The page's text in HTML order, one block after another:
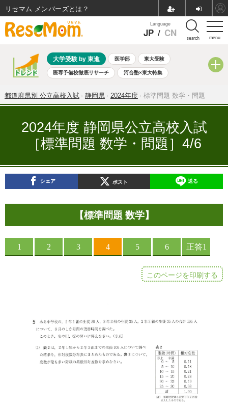
menu
Language
JP / CN search
大学受験 by 東進 医学部 東大受験
医専予備校徹底リサーチ 河合塾×東大特集
共通テスト 夏休み 8月開催学校説明会・相談会
自由研究教材（小学生向け） 自由研究教材（中学生向け）
ランキング
都道府県別 公立高校入試 静岡県 2024年度 標準問題 数学・問題
2024年度 静岡県公立高校入試
［標準問題 数学・問題］4/6
シェア ポスト 送る
【標準問題 数学】
このページを印刷する
リセマム メンバーズ